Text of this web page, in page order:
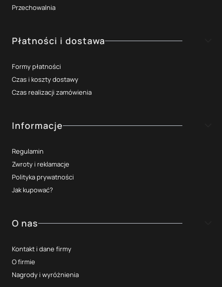
Przechowalnia
Płatności i dostawa
Formy płatności
Czas i koszty dostawy
Czas realizacji zamówienia
Informacje
Regulamin
Zwroty i reklamacje
Polityka prywatności
Jak kupować?
O nas
Kontakt i dane firmy
O firmie
Nagrody i wyróżnienia